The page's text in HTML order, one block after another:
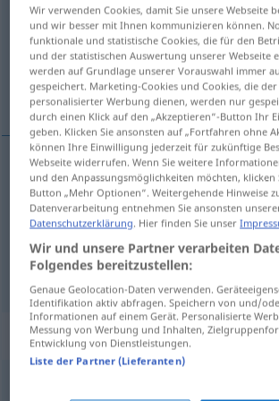
Übersicht aller Übersetzungen
(Für mehr Details die Übersetzung anklicken/
einzahlen, einreichen, ablegen,
ablegen, (hinter)legen depune
einzahlen depune
einreichen depunecerere
„depune“: verb reflexiv
Wir verwenden Cookies, damit Sie unsere Webseite
und wir besser mit Ihnen kommunizieren können.
funktionale und statistische Cookies, die für den
und der statistischen Auswertung unserer Webseite
werden auf Grundlage unserer Vorauswahl immer
gespeichert. Marketing-Cookies und Cookies, die
personalisierter Werbung dienen, werden nur
durch einen Klick auf den „Akzeptieren“-Button Ihr
geben. Klicken Sie ansonsten auf „Fortfahren ohne
können Ihre Einwilligung jederzeit für zukünftige
Webseite widerrufen. Wenn Sie weitere
und den Anpassungsmöglichkeiten möchten, klicken
Button „Mehr Optionen“. Weitergehende Hinweise
Datenverarbeitung entnehmen Sie ansonsten
Datenschutzerklärung . Hier finden Sie unser
Wir und unsere Partner verarbeiten
Folgendes bereitzustellen:
Genaue Geolocation-Daten verwenden.
Identifikation aktiv abfragen. Speichern von und/
Informationen auf einem Gerät. Personalisierte
Messung von Werbung und Inhalten,
Entwicklung von Dienstleistungen.
Liste der Partner (Lieferanten)